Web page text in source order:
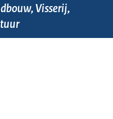
Visserij,